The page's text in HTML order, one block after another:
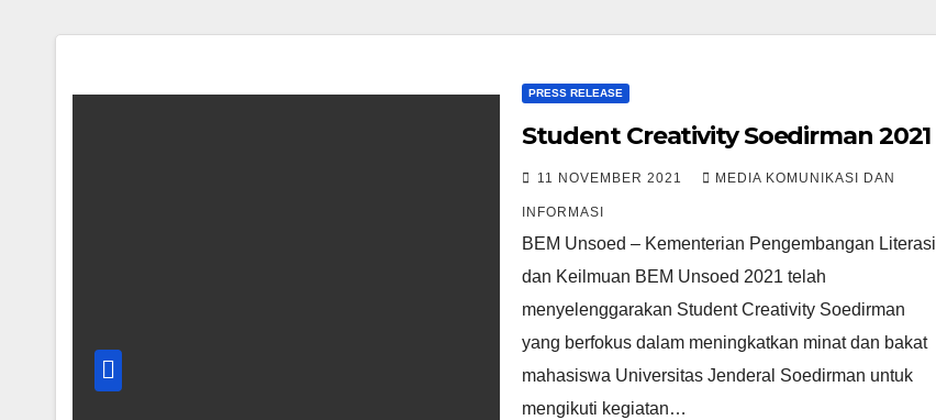
PRESS RELEASE
Student Creativity Soedirman 2021
11 NOVEMBER 2021 MEDIA KOMUNIKASI DAN
INFORMASI
BEM Unsoed – Kementerian Pengembangan Literasi
dan Keilmuan BEM Unsoed 2021 telah
menyelenggarakan Student Creativity Soedirman
yang berfokus dalam meningkatkan minat dan bakat
mahasiswa Universitas Jenderal Soedirman untuk
mengikuti kegiatan…